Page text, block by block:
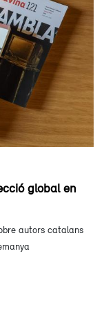
global en
autors catalans